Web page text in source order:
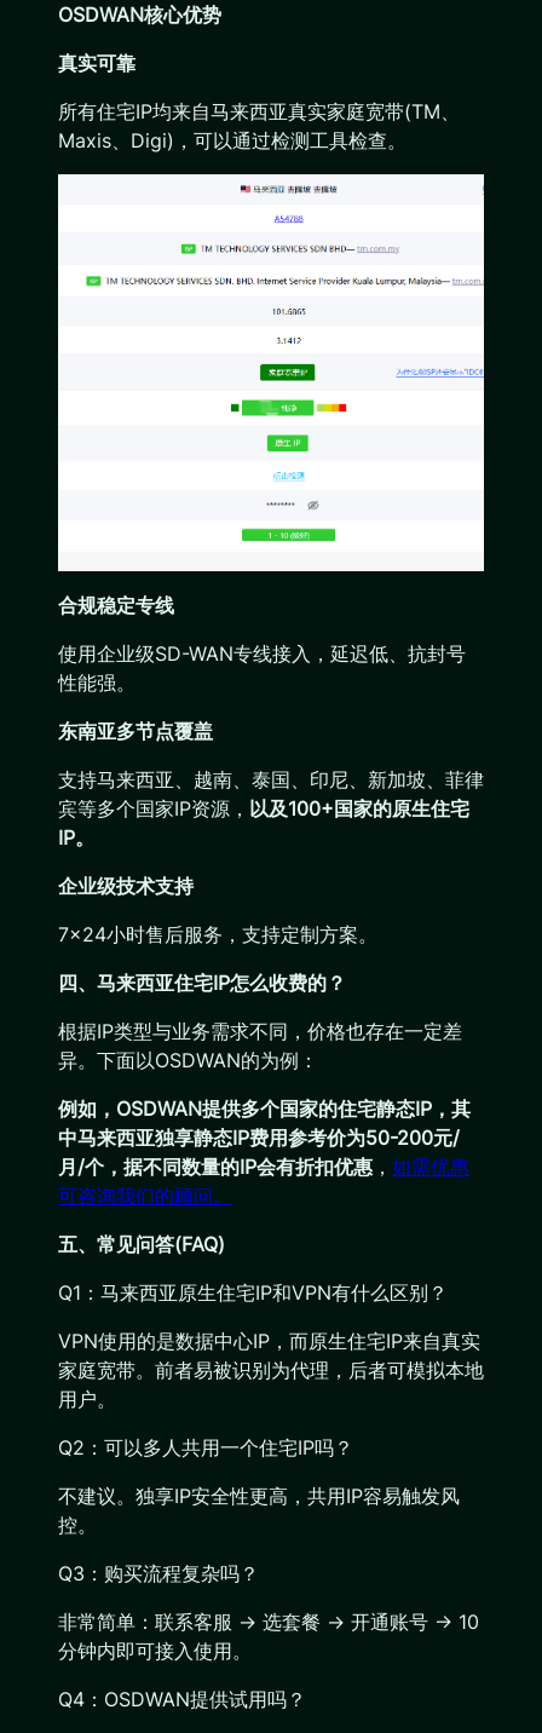
OSDWAN核心优势
真实可靠
所有住宅IP均来自马来西亚真实家庭宽带(TM、
Maxis、Digi)，可以通过检测工具检查。
合规稳定专线
使用企业级SD-WAN专线接入，延迟低、抗封号
性能强。
东南亚多节点覆盖
支持马来西亚、越南、泰国、印尼、新加坡、菲律
宾等多个国家IP资源， 以及100+国家的原生住宅
IP。
企业级技术支持
7×24小时售后服务，支持定制方案。
四、马来西亚住宅IP怎么收费的？
根据IP类型与业务需求不同，价格也存在一定差
异。下面以OSDWAN的为例：
例如，OSDWAN提供多个国家的住宅静态IP，其
中马来西亚独享静态IP费用参考价为50-200元/
月/个，据不同数量的IP会有折扣优惠 ， 如需优惠
可咨询我们的顾问。
五、常见问答(FAQ)
Q1：马来西亚原生住宅IP和VPN有什么区别？
VPN使用的是数据中心IP，而原生住宅IP来自真实
家庭宽带。前者易被识别为代理，后者可模拟本地
用户。
Q2：可以多人共用一个住宅IP吗？
不建议。独享IP安全性更高，共用IP容易触发风
控。
Q3：购买流程复杂吗？
非常简单：联系客服 → 选套餐 → 开通账号 → 10
分钟内即可接入使用。
Q4：OSDWAN提供试用吗？